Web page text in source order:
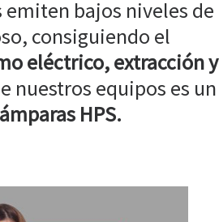
bajos niveles de
consiguiendo el
eléctrico, extracción y
nuestros equipos es un
HPS.